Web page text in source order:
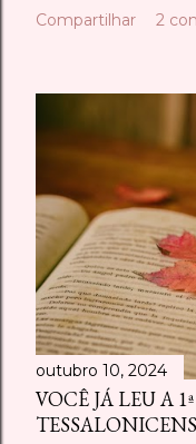
Compartilhar 2
outubro 10, 2024
VOCÊ JÁ LEU A